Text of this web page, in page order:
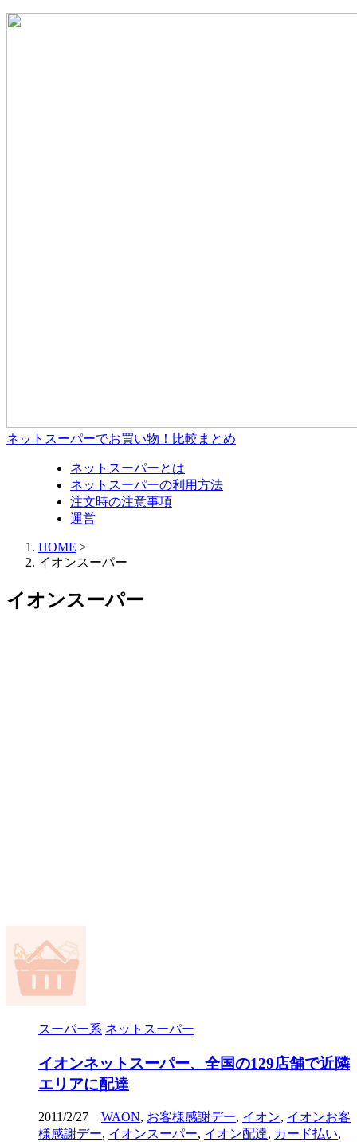
ネットスーパーでお買い物！比較まとめ
ネットスーパーとは
ネットスーパーの利用方法
注文時の注意事項
運営
HOME >
イオンスーパー
イオンスーパー
スーパー系 ネットスーパー
イオンネットスーパー、全国の129店舗で近隣
エリアに配達
2011/2/27 WAON, お客様感謝デー, イオン, イオンお客
様感謝デー, イオンスーパー, イオン配達, カード払い,